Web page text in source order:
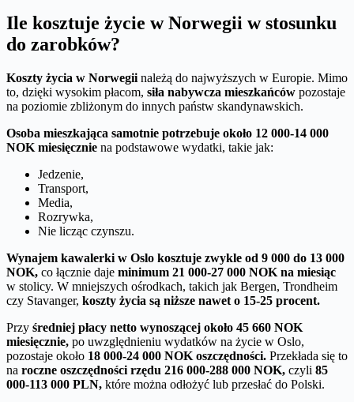
Ile kosztuje życie w Norwegii w stosunku
do zarobków?
Koszty życia w Norwegii należą do najwyższych w Europie. Mimo
to, dzięki wysokim płacom, siła nabywcza mieszkańców pozostaje
na poziomie zbliżonym do innych państw skandynawskich.
Osoba mieszkająca samotnie potrzebuje około 12 000-14 000
NOK miesięcznie na podstawowe wydatki, takie jak:
Jedzenie,
Transport,
Media,
Rozrywka,
Nie licząc czynszu.
Wynajem kawalerki w Oslo kosztuje zwykle od 9 000 do 13 000
NOK, co łącznie daje minimum 21 000-27 000 NOK na miesiąc
w stolicy. W mniejszych ośrodkach, takich jak Bergen, Trondheim
czy Stavanger, koszty życia są niższe nawet o 15-25 procent.
Przy średniej płacy netto wynoszącej około 45 660 NOK
miesięcznie, po uwzględnieniu wydatków na życie w Oslo,
pozostaje około 18 000-24 000 NOK oszczędności. Przekłada się to
na roczne oszczędności rzędu 216 000-288 000 NOK, czyli 85
000-113 000 PLN, które można odłożyć lub przesłać do Polski.